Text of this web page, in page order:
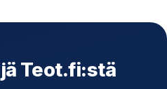
Teot.fi:stä